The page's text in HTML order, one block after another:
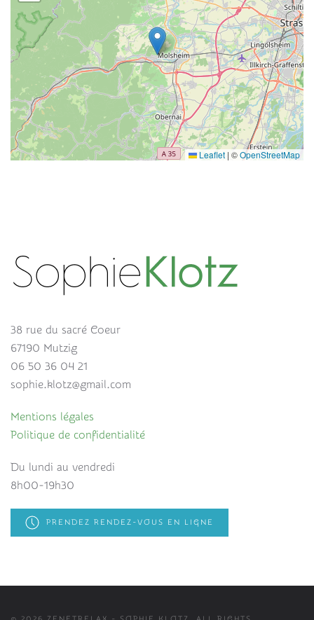
Leaflet | ©OpenStreetMap
38 rue du sacré Coeur
67190 Mutzig
06 50 36 04 21
sophie.klotz@gmail.com
Mentions légales
Politique de confidentialité
Du lundi au vendredi
8h00-19h30
PRENDEZ RENDEZ-VOUS EN LIGNE